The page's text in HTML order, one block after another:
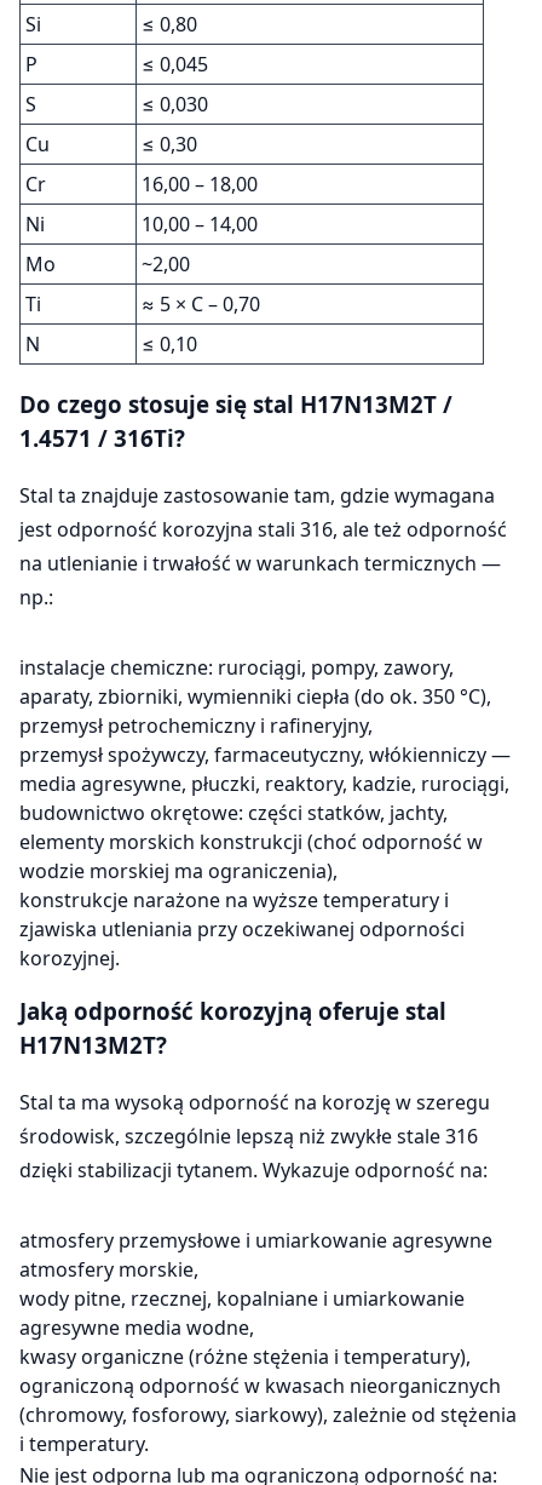
Si
≤ 0,80
P
≤ 0,045
S
≤ 0,030
Cu
≤ 0,30
Cr
16,00 – 18,00
Ni
10,00 – 14,00
Mo
~2,00
Ti
≈ 5 × C – 0,70
N
≤ 0,10
Do czego stosuje się stal H17N13M2T /
1.4571 / 316Ti?
Stal ta znajduje zastosowanie tam, gdzie wymagana
jest odporność korozyjna stali 316, ale też odporność
na utlenianie i trwałość w warunkach termicznych —
np.:
instalacje chemiczne: rurociągi, pompy, zawory,
aparaty, zbiorniki, wymienniki ciepła (do ok. 350 °C),
przemysł petrochemiczny i rafineryjny,
przemysł spożywczy, farmaceutyczny, włókienniczy —
media agresywne, płuczki, reaktory, kadzie, rurociągi,
budownictwo okrętowe: części statków, jachty,
elementy morskich konstrukcji (choć odporność w
wodzie morskiej ma ograniczenia),
konstrukcje narażone na wyższe temperatury i
zjawiska utleniania przy oczekiwanej odporności
korozyjnej.
Jaką odporność korozyjną oferuje stal
H17N13M2T?
Stal ta ma wysoką odporność na korozję w szeregu
środowisk, szczególnie lepszą niż zwykłe stale 316
dzięki stabilizacji tytanem. Wykazuje odporność na:
atmosfery przemysłowe i umiarkowanie agresywne
atmosfery morskie,
wody pitne, rzecznej, kopalniane i umiarkowanie
agresywne media wodne,
kwasy organiczne (różne stężenia i temperatury),
ograniczoną odporność w kwasach nieorganicznych
(chromowy, fosforowy, siarkowy), zależnie od stężenia
i temperatury.
Nie jest odporna lub ma ograniczoną odporność na: